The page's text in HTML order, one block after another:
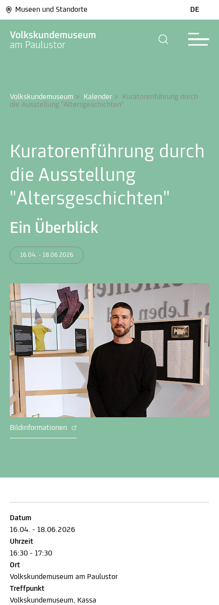
Museen und Standorte DE
Volkskundemuseum > Kalender >
Kuratorenführung durch
die Ausstellung "Altersgeschichten"
Kuratorenführung durch
die Ausstellung
"Altersgeschichten"
Ein Überblick
16.04. - 18.06.2026
Bildinformationen
Datum
16.04. - 18.06.2026
Uhrzeit
16:30 - 17:30
Ort
Volkskundemuseum am Paulustor
Treffpunkt
Volkskundemuseum, Kassa